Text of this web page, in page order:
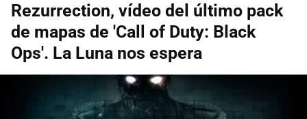
Rezurrection, vídeo del último pack
de mapas de 'Call of Duty: Black
Ops'. La Luna nos espera